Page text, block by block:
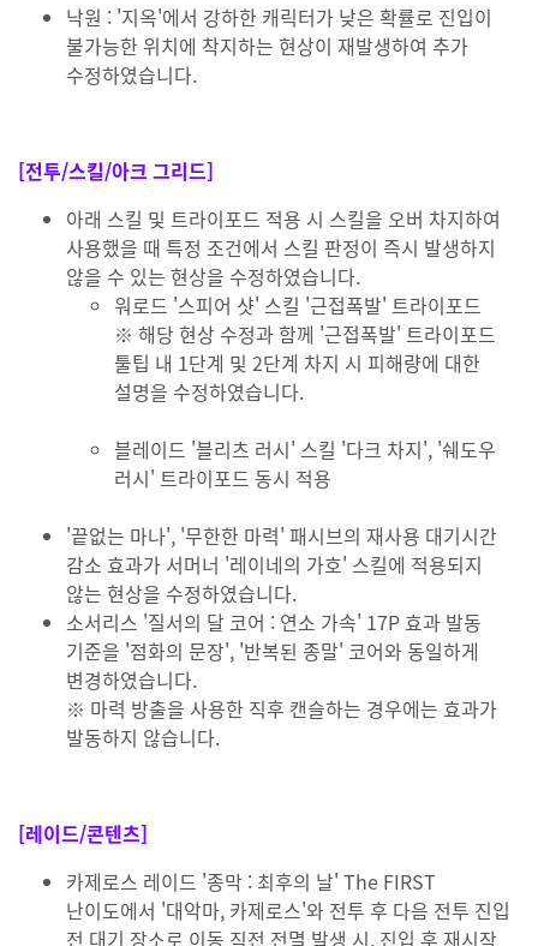
낙원 : '지옥'에서 강하한 캐릭터가 낮은 확률로 진입이
불가능한 위치에 착지하는 현상이 재발생하여 추가
수정하였습니다.
[전투/스킬/아크 그리드]
아래 스킬 및 트라이포드 적용 시 스킬을 오버 차지하여
사용했을 때 특정 조건에서 스킬 판정이 즉시 발생하지
않을 수 있는 현상을 수정하였습니다.
워로드 '스피어 샷' 스킬 '근접폭발' 트라이포드
※ 해당 현상 수정과 함께 '근접폭발' 트라이포드
툴팁 내 1단계 및 2단계 차지 시 피해량에 대한
설명을 수정하였습니다.
블레이드 '블리츠 러시' 스킬 '다크 차지', '쉐도우
러시' 트라이포드 동시 적용
'끝없는 마나', '무한한 마력' 패시브의 재사용 대기시간
감소 효과가 서머너 '레이네의 가호' 스킬에 적용되지
않는 현상을 수정하였습니다.
소서리스 '질서의 달 코어 : 연소 가속' 17P 효과 발동
기준을 '점화의 문장', '반복된 종말' 코어와 동일하게
변경하였습니다.
※ 마력 방출을 사용한 직후 캔슬하는 경우에는 효과가
발동하지 않습니다.
[레이드/콘텐츠]
카제로스 레이드 '종막 : 최후의 날' The FIRST
난이도에서 '대악마, 카제로스'와 전투 후 다음 전투 진입
전 대기 장소로 이동 직전 전멸 발생 시, 진입 후 재시작